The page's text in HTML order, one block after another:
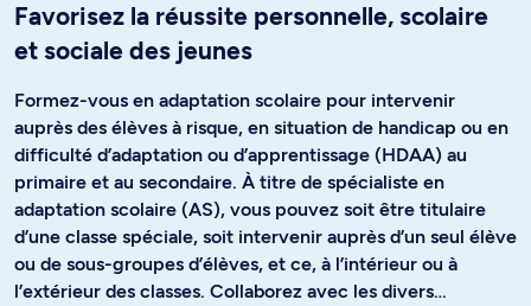
Favorisez la réussite personnelle, scolaire
et sociale des jeunes
Formez-vous en adaptation scolaire pour intervenir
auprès des élèves à risque, en situation de handicap ou en
difficulté d’adaptation ou d’apprentissage (HDAA) au
primaire et au secondaire. À titre de spécialiste en
adaptation scolaire (AS), vous pouvez soit être titulaire
d’une classe spéciale, soit intervenir auprès d’un seul élève
ou de sous-groupes d’élèves, et ce, à l’intérieur ou à
l’extérieur des classes. Collaborez avec les divers